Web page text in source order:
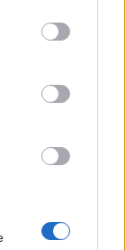
may click to
party tags to
below Google
#rákbetegség